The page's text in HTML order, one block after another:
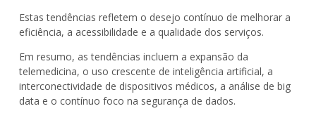
Estas tendências refletem o desejo contínuo de melhorar a
eficiência, a acessibilidade e a qualidade dos serviços.
Em resumo, as tendências incluem a expansão da
telemedicina, o uso crescente de inteligência artificial, a
interconectividade de dispositivos médicos, a análise de big
data e o contínuo foco na segurança de dados.